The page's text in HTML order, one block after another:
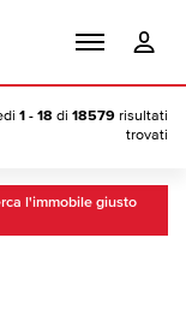
1 - 18 di 18579 risultati
trovati
l'immobile giusto